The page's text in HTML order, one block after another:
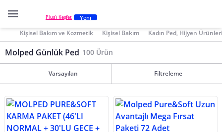
Plus'ı Keşfet Yeni
Kişisel Bakım ve Kozmetik Kişisel Bakım Kadın Ped, Hijyen
Molped Günlük Ped 100 Ürün
Varsayılan Filtreleme